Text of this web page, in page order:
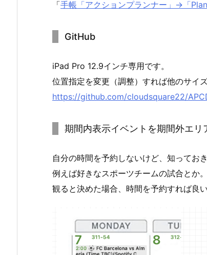
「手帳「アクションプランナー」→「
GitHub
iPad Pro 12.9インチ専用です。
位置指定を変更（調整）すれば他のサイ
https://github.com/cloudsquare22/
期間内表示イベントを期間外エリ
自分の時間を予約しないけど、知ってお
例えば好きなスポーツチームの試合とか。
観ると決めた場合、時間を予約すれば良い